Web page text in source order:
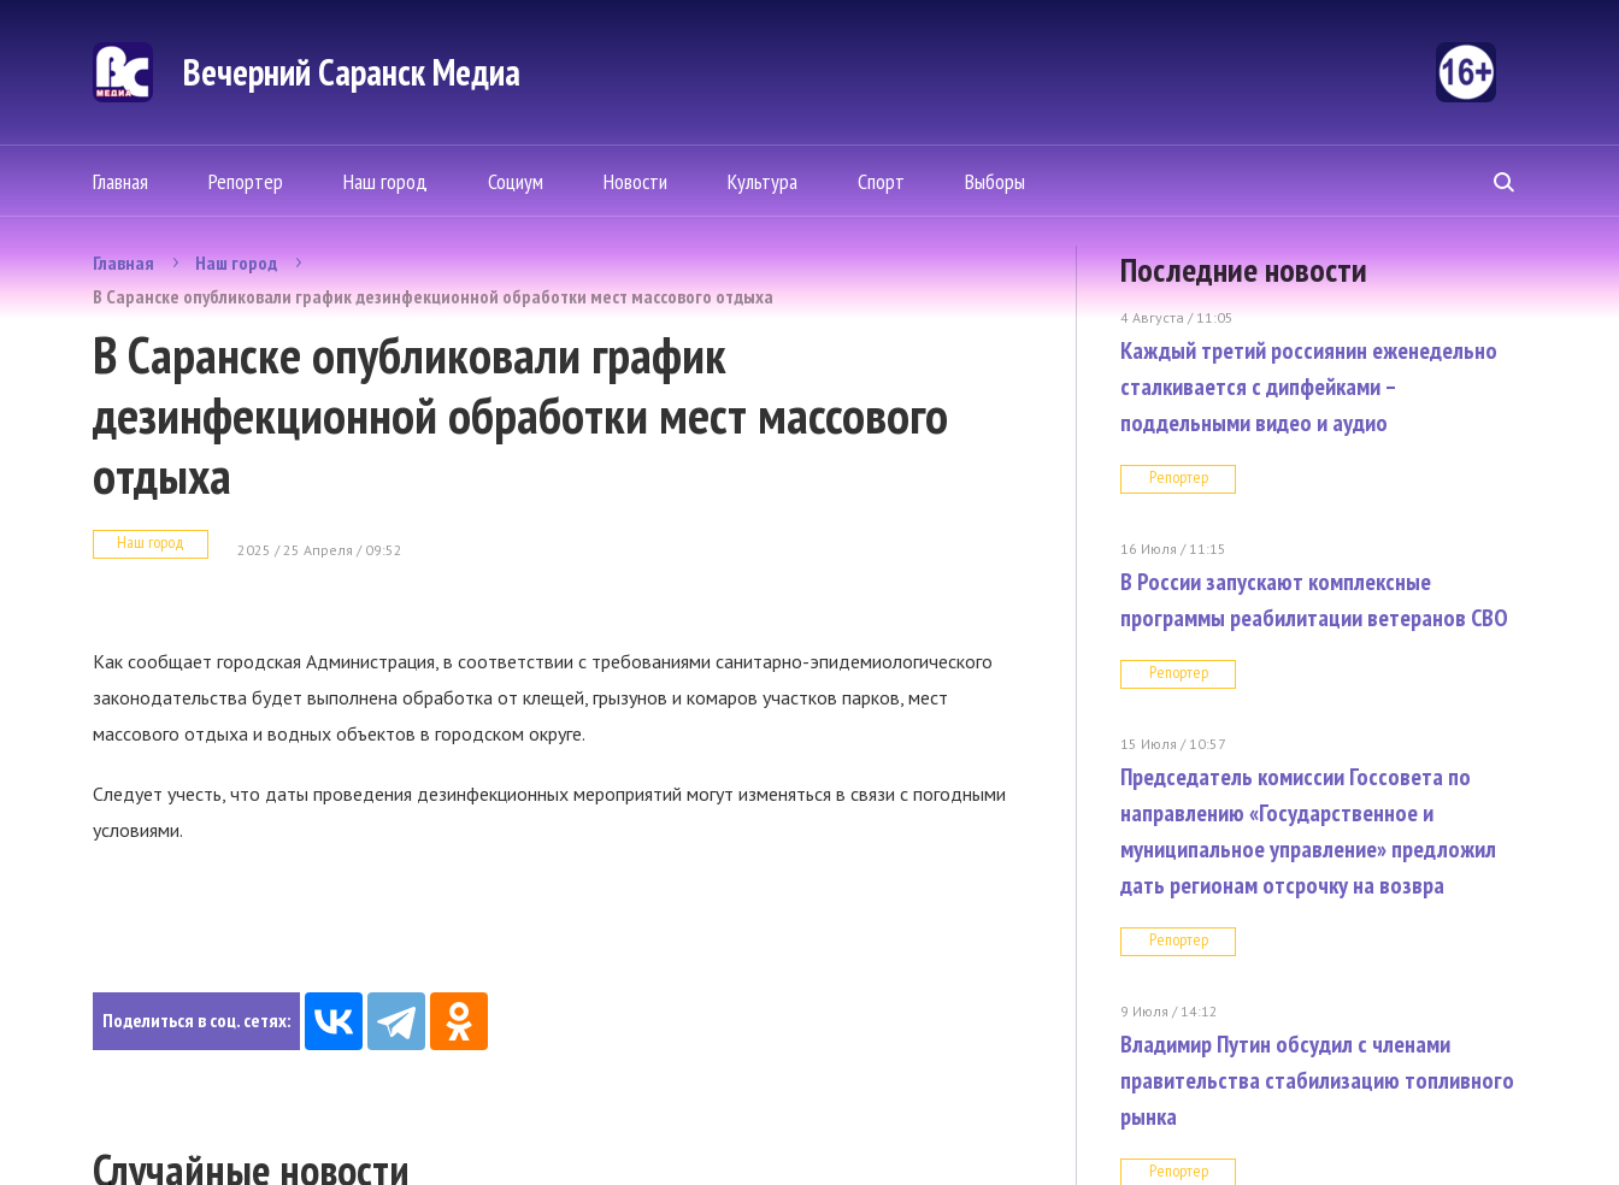
Вечерний Саранск Mедиа
Главная Репортер Наш город Социум Новости Культура Спорт Выборы
Главная
Наш город
В Саранске опубликовали график дезинфекционной обработки мест массового отдыха
В Саранске опубликовали график
дезинфекционной обработки мест массового
отдыха
Наш город 2025 / 25 Апреля / 09:52
Как сообщает городская Администрация, в соответствии с требованиями санитарно-эпидемиологического
законодательства будет выполнена обработка от клещей, грызунов и комаров участков парков, мест
массового отдыха и водных объектов в городском округе.
Следует учесть, что даты проведения дезинфекционных мероприятий могут изменяться в связи с погодными
условиями.
Поделиться в соц. сетях:
Случайные новости
Последние новости
4 Августа / 11:05
Каждый третий россиянин еженедельно
сталкивается с дипфейками –
поддельными видео и аудио
Репортер
16 Июля / 11:15
В России запускают комплексные
программы реабилитации ветеранов СВО
Репортер
15 Июля / 10:57
Председатель комиссии Госсовета по
направлению «Государственное и
муниципальное управление» предложил
дать регионам отсрочку на возвра
Репортер
9 Июля / 14:12
Владимир Путин обсудил с членами
правительства стабилизацию топливного
рынка
Репортер